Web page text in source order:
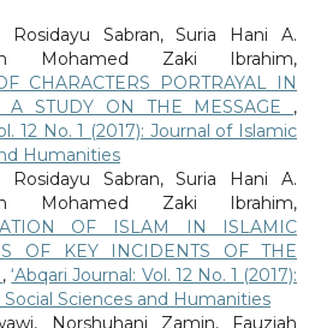
Rosidayu Sabran, Suria Hani A.
Mohamed Zaki Ibrahim,
CHARACTERS PORTRAYAL IN
A STUDY ON THE MESSAGE ,
12 No. 1 (2017): Journal of Islamic
Humanities
Rosidayu Sabran, Suria Hani A.
Mohamed Zaki Ibrahim,
OF ISLAM IN ISLAMIC
OF KEY INCIDENTS OF THE
,‘Abqari Journal: Vol. 12 No. 1 (2017):
Sciences and Humanities
Norshuhani Zamin, Fauziah